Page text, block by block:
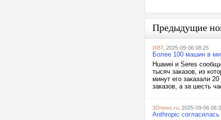
Предыдущие
iXBT, 2025-09-06 08:25
Более 100 машин в
Huawei и Seres
тысяч заказов, из
минут его заказали
заказов, а за шесть
3Dnews.ru , 2025-09-06
Anthropic